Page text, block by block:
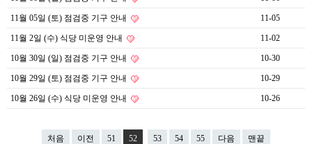
11월 05일 (토) 점검중 기구 안내 11-05
11월 2일 (수) 식당 미운영 안내 11-02
10월 30일 (일) 점검중 기구 안내 10-30
10월 29일 (토) 점검중 기구 안내 10-29
10월 26일 (수) 식당 미운영 안내 10-26
처음 이전 51 52 53 54 55 다음 맨끝